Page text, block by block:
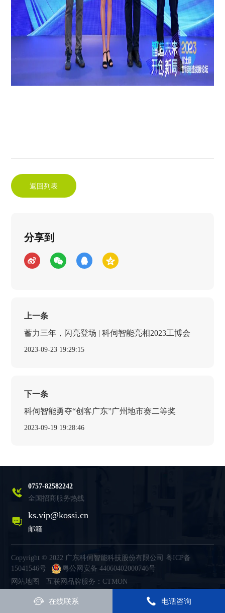
返回列表
分享到
上一条
蓄力三年，闪亮登场 | 科伺智能亮相2023工博会
2023-09-23 19:29:15
下一条
科伺智能勇夺“创客广东”广州地市赛二等奖
2023-09-19 19:28:46
0757-82582242
全国招商服务热线
ks.vip@kossi.cn
邮箱
Copyright © 2022 广东科伺智能科技股份有限公司
粤ICP备
15041546号
粤公网安备 44060402000746号
网站地图
互联网品牌服务：CTMON
在线联系 电话咨询